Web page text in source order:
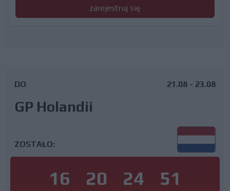
zarejestruj się
DO
GP Holandii
21.08 - 23.08
ZOSTAŁO:
16 20 24 50